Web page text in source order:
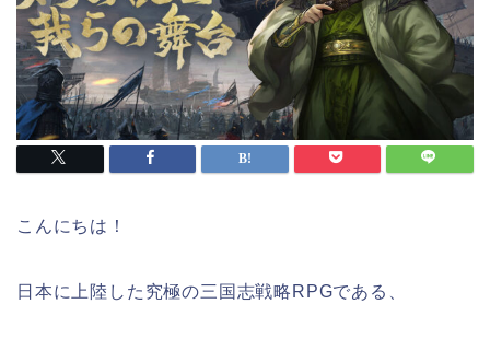
こんにちは！
日本に上陸した究極の三国志戦略RPGである、